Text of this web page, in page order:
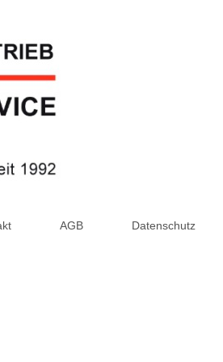
AGB Datenschutz